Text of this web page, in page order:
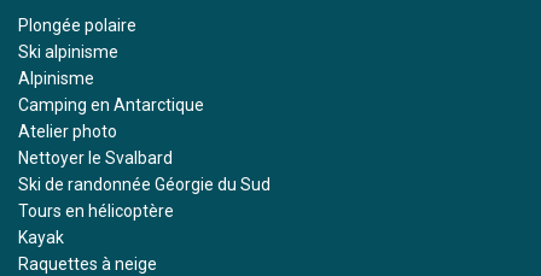
Plongée polaire
Ski alpinisme
Alpinisme
Camping en Antarctique
Atelier photo
Nettoyer le Svalbard
Ski de randonnée Géorgie du Sud
Tours en hélicoptère
Kayak
Raquettes à neige